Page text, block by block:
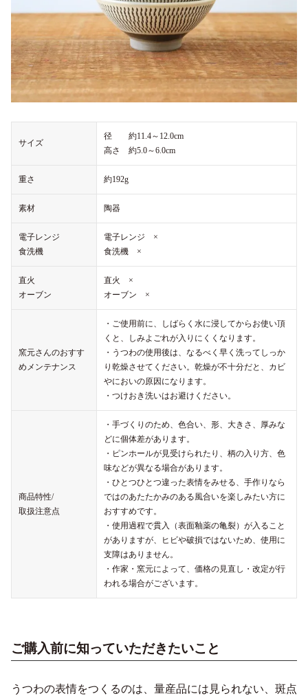
サイズ
径 約11.4～12.0cm
高さ 約5.0～6.0cm
重さ 約192g
素材 陶器
電子レンジ
食洗機
電子レンジ ×
食洗機 ×
直火
オーブン
直火 ×
オーブン ×
窯元さんのおすす
めメンテナンス
・ご使用前に、しばらく水に浸してからお使い頂
くと、しみよごれが入りにくくなります。
・うつわの使用後は、なるべく早く洗ってしっか
り乾燥させてください。乾燥が不十分だと、カビ
やにおいの原因になります。
・つけおき洗いはお避けください。
商品特性/
取扱注意点
・手づくりのため、色合い、形、大きさ、厚みな
どに個体差があります。
・ピンホールが見受けられたり、柄の入り方、色
味などが異なる場合があります。
・ひとつひとつ違った表情をみせる、手作りなら
ではのあたたかみのある風合いを楽しみたい方に
おすすめです。
・使用過程で貫入（表面釉薬の亀裂）が入ること
がありますが、ヒビや破損ではないため、使用に
支障はありません。
・作家・窯元によって、価格の見直し・改定が行
われる場合がございます。
ご購入前に知っていただきたいこと
うつわの表情をつくるのは、量産品には見られない、斑点